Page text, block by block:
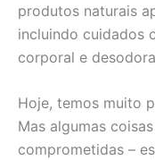
produtos naturais
incluindo cuidados
corporal e
Hoje, temos muito
Mas algumas
comprometidas –